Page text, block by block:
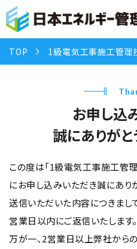
TOP 1級電気工事施工管理
お申し込
誠にありがと
この度は「1級電気工事施工管
にお申し込みいただき誠にあり
送信いただいた内容につきまし
営業日以内にご返信いたします。
万が一、2営業日以上弊社から